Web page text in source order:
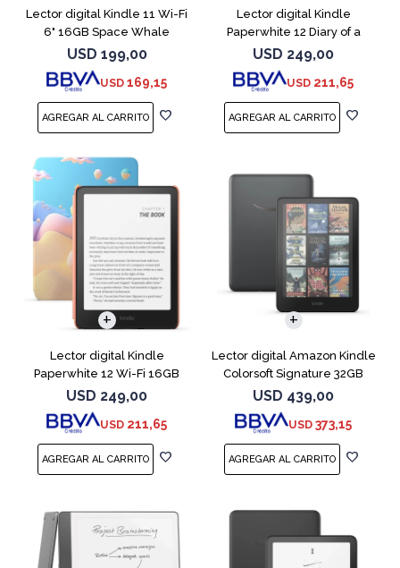
Lector digital Kindle 11 Wi-Fi
6" 16GB Space Whale
USD 199,00
USD 169,15
Lector digital Kindle
Paperwhite 12 Diary of a
Wimpy
USD 249,00
USD 211,65
Lector digital Kindle
Paperwhite 12 Wi-Fi 16GB
Starfish
USD 249,00
USD 211,65
Lector digital Amazon Kindle
Colorsoft Signature 32GB
Negro
USD 439,00
USD 373,15